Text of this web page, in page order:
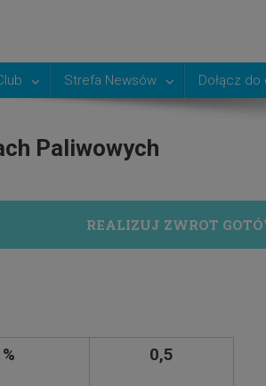
Strefa Newsów Dołącz do
Paliwowych
REALIZUJ ZWROT
0,5